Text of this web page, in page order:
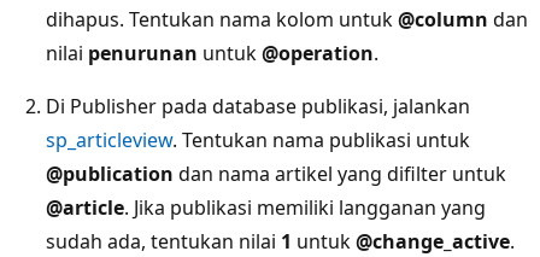
dihapus. Tentukan nama kolom untuk@column dan
nilai penurunan untuk@operation.
Di Publisher pada database publikasi, jalankan
sp_articleview. Tentukan nama publikasi untuk
@publication dan nama artikel yang difilter untuk
@article. Jika publikasi memiliki langganan yang
sudah ada, tentukan nilai 1 untuk@change_active.